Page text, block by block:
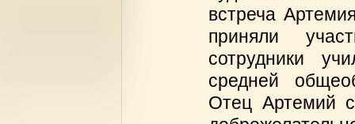
встреча
приняли
сотрудники
средней
Отец Артемий